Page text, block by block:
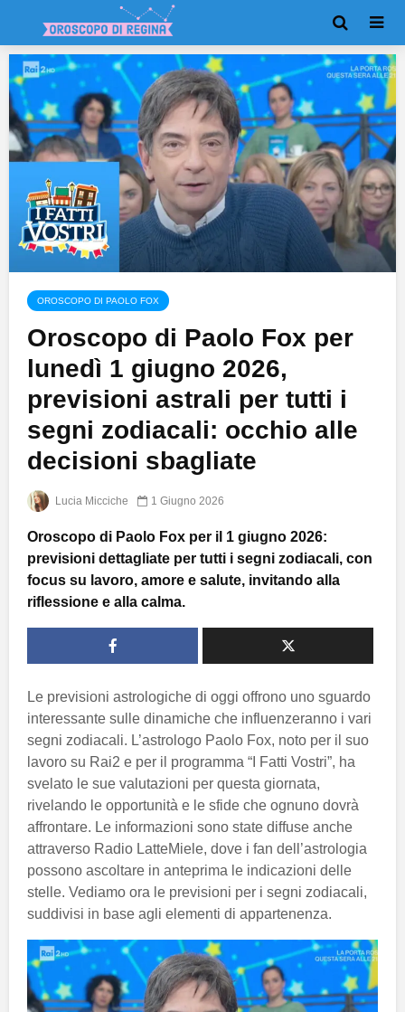
OROSCOPO DI PAOLO FOX
Oroscopo di Paolo Fox per
lunedì 1 giugno 2026,
previsioni astrali per tutti i
segni zodiacali: occhio alle
decisioni sbagliate
Lucia Micciche 1 Giugno 2026
Oroscopo di Paolo Fox per il 1 giugno 2026:
previsioni dettagliate per tutti i segni zodiacali, con
focus su lavoro, amore e salute, invitando alla
riflessione e alla calma.
Le previsioni astrologiche di oggi offrono uno sguardo
interessante sulle dinamiche che influenzeranno i vari
segni zodiacali. L’astrologo Paolo Fox, noto per il suo
lavoro su Rai2 e per il programma “I Fatti Vostri”, ha
svelato le sue valutazioni per questa giornata,
rivelando le opportunità e le sfide che ognuno dovrà
affrontare. Le informazioni sono state diffuse anche
attraverso Radio LatteMiele, dove i fan dell’astrologia
possono ascoltare in anteprima le indicazioni delle
stelle. Vediamo ora le previsioni per i segni zodiacali,
suddivisi in base agli elementi di appartenenza.